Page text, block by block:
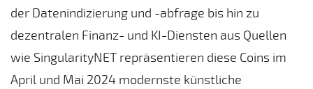
der Datenindizierung und -abfrage bis hin zu
dezentralen Finanz- und KI-Diensten aus Quellen
wie SingularityNET repräsentieren diese Coins im
April und Mai 2024 modernste künstliche